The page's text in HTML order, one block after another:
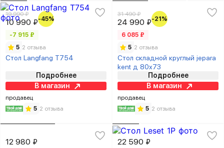
19 990 ₽
10 990 ₽-45%
-7 915 ₽
5 2 отзыва
Стол Langfang T754
Подробнее
В магазин
продавец
5 2 отзыва
31 490 ₽
24 990 ₽-21%
6 085 ₽
5 2 отзыва
Стол складной круглый jepara
kent д 80x73
Подробнее
В магазин
продавец
5 2 отзыва
12 980 ₽ 22 590 ₽